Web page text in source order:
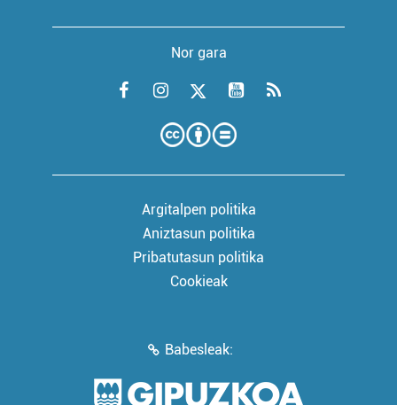
Nor gara
Argitalpen politika
Aniztasun politika
Pribatutasun politika
Cookieak
Babesleak: